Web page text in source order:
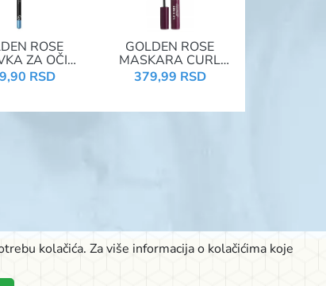
ROSE
ZA OČI
EYES 418
RSD
GOLDEN ROSE
MASKARA CURL
PASSION DEEP
BLACK
379,99 RSD
kolačića. Za više informacija o kolačićima koje